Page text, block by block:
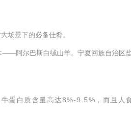
场景下的必备佳肴。
——阿尔巴斯白绒山羊。宁夏回族自治
蛋白质含量高达8%-9.5%，而且人